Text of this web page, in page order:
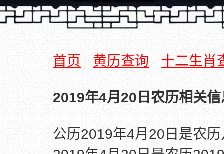
首页 黄历查询 十二生肖
2019年4月20日农历相关
公历2019年4月20日是农